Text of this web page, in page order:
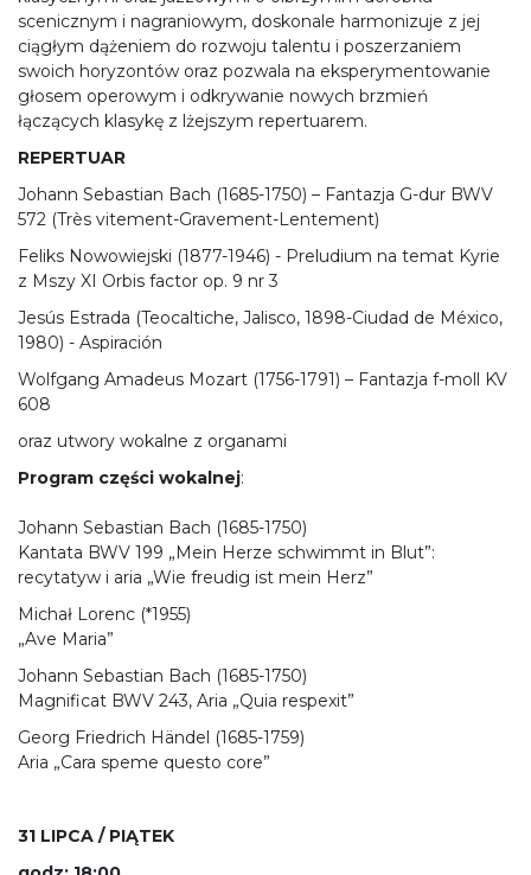
scenicznym i nagraniowym, doskonale harmonizuje z jej
ciągłym dążeniem do rozwoju talentu i poszerzaniem
swoich horyzontów oraz pozwala na eksperymentowanie
głosem operowym i odkrywanie nowych brzmień
łączących klasykę z lżejszym repertuarem.
REPERTUAR
Johann Sebastian Bach (1685-1750) – Fantazja G-dur BWV
572 (Très vitement-Gravement-Lentement)
Feliks Nowowiejski (1877-1946) - Preludium na temat Kyrie
z Mszy XI Orbis factor op. 9 nr 3
Jesús Estrada (Teocaltiche, Jalisco, 1898-Ciudad de México,
1980) - Aspiración
Wolfgang Amadeus Mozart (1756-1791) – Fantazja f-moll KV
608
oraz utwory wokalne z organami
Program części wokalnej:
Johann Sebastian Bach (1685-1750)
Kantata BWV 199 „Mein Herze schwimmt in Blut”:
recytatyw i aria „Wie freudig ist mein Herz”
Michał Lorenc (*1955)
„Ave Maria”
Johann Sebastian Bach (1685-1750)
Magnificat BWV 243, Aria „Quia respexit”
Georg Friedrich Händel (1685-1759)
Aria „Cara speme questo core”
31 LIPCA / PIĄTEK